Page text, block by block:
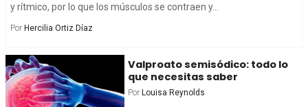
y rítmico, por lo que los músculos se contraen y...
Por Hercilia Ortiz Díaz
Valproato semisódico: todo lo
que necesitas saber
Por Louisa Reynolds